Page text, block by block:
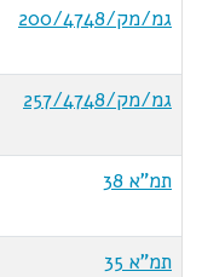
גמ/מק/200/4748
גמ/מק/257/4748
תמ"א 38
תמ"א 35